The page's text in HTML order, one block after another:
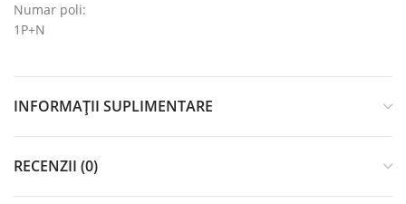
Numar poli:
1P+N
INFORMAȚII SUPLIMENTARE
RECENZII (0)